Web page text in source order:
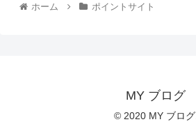
ホーム ポイントサイト
MY ブログ
© 2020 MY ブログ.